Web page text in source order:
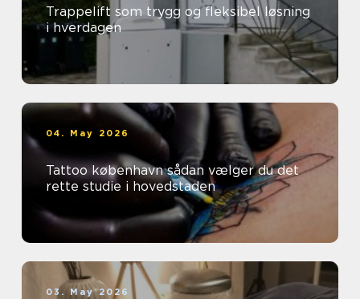
Trappelift som trygg og fleksibel løsning
i hverdagen
04. May 2026
Tattoo københavn sådan vælger du det
rette studie i hovedstaden
03. May 2026